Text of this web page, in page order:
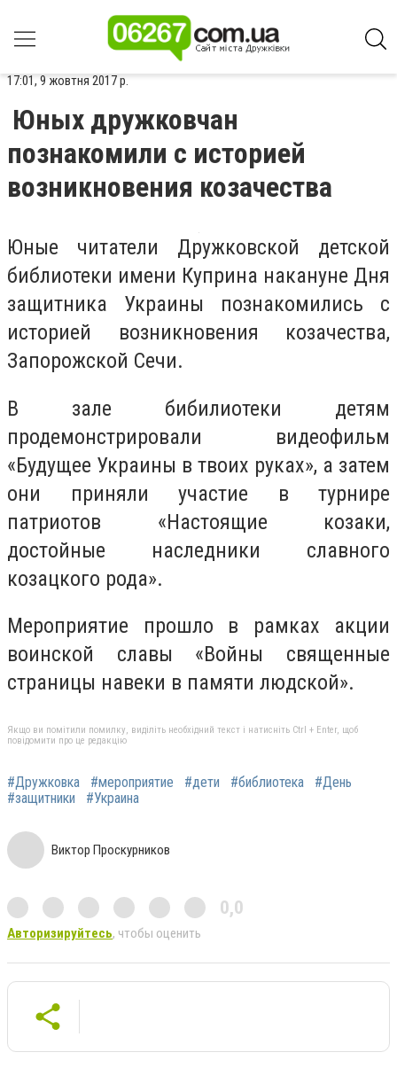
17:01, 9 жовтня 2017 р.
Юных дружковчан
познакомили с историей
возникновения козачества
Юные читатели Дружковской детской
библиотеки имени Куприна накануне Дня
защитника Украины познакомились с
историей возникновения козачества,
Запорожской Сечи.
В зале бибилиотеки детям
продемонстрировали видеофильм
«Будущее Украины в твоих руках», а затем
они приняли участие в турнире
патриотов «Настоящие козаки,
достойные наследники славного
козацкого рода».
Мероприятие прошло в рамках акции
воинской славы «Войны священные
страницы навеки в памяти людской».
Якщо ви помітили помилку, виділіть необхідний текст і натисніть Ctrl + Enter, щоб
повідомити про це редакцію
#Дружковка #мероприятие #дети #библиотека
#День
#защитники
#Украина
Виктор Проскурников
0,0
Авторизируйтесь, чтобы оценить